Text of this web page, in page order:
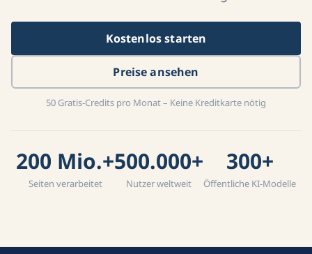
Kostenlos starten
Preise ansehen
50 Gratis-Credits pro Monat – Keine Kreditkarte nötig
200 Mio.+
Seiten verarbeitet
500.000+
Nutzer weltweit
300+
Öffentliche KI-Modelle